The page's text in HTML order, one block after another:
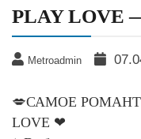
PLAY LOVE
Metroadmin
💋САМОЕ
LOVE ❤